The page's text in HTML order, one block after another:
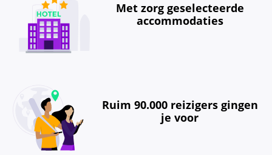
Met zorg geselecteerde
accommodaties
Ruim 90.000 reizigers gingen
je voor